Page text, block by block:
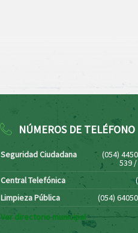
NÚMEROS DE TELÉFONO
Seguridad Ciudadana (054)
539
Central Telefónica
Limpieza Pública
(054)
Ver directorio municipal